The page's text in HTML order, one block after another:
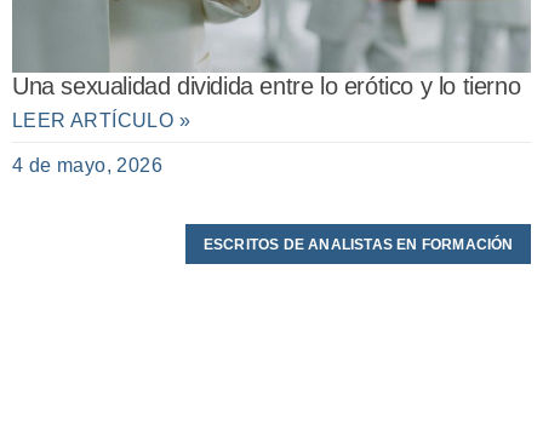
Una sexualidad dividida entre lo erótico y lo tierno
LEER ARTÍCULO »
4 de mayo, 2026
ESCRITOS DE ANALISTAS EN FORMACIÓN